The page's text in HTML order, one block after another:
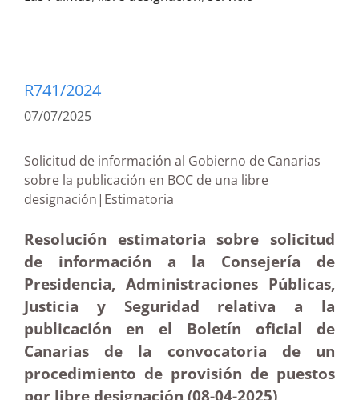
R741/2024
07/07/2025
Solicitud de información al Gobierno de Canarias
sobre la publicación en BOC de una libre
designación|Estimatoria
Resolución estimatoria sobre solicitud
de información a la Consejería de
Presidencia, Administraciones Públicas,
Justicia y Seguridad relativa a la
publicación en el Boletín oficial de
Canarias de la convocatoria de un
procedimiento de provisión de puestos
por libre designación (08-04-2025)